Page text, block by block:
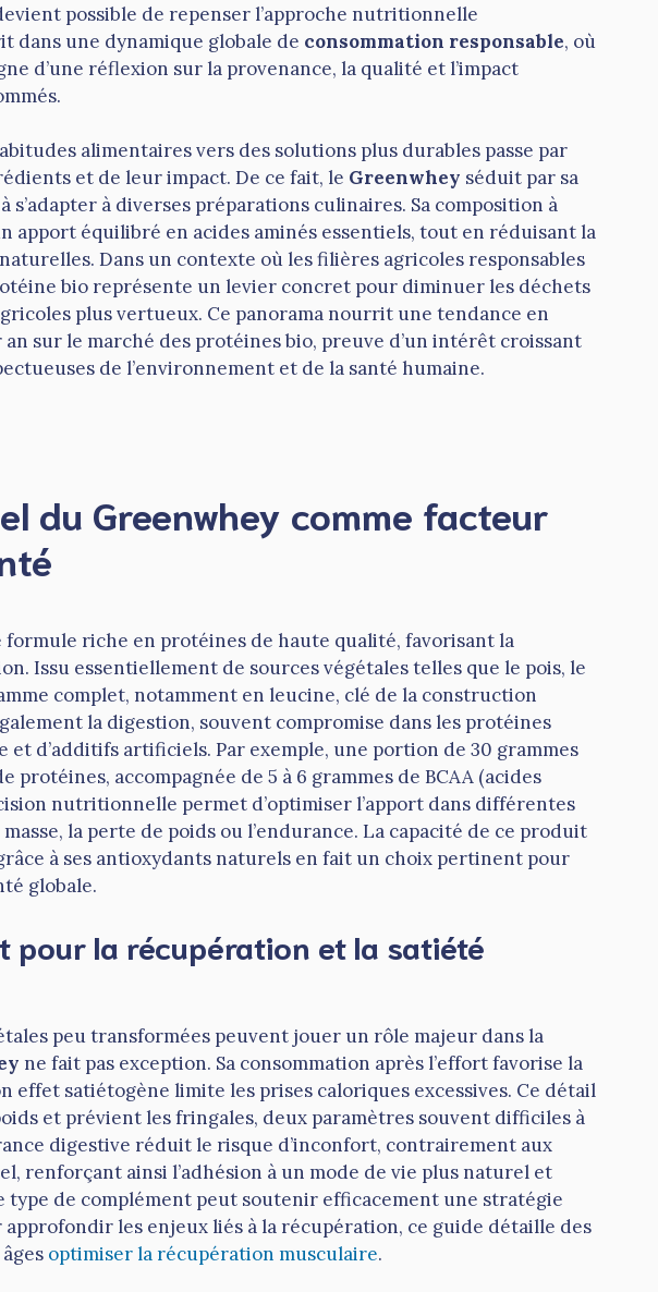
possible de repenser l’approche nutritionnelle
dans une dynamique globale de consommation responsable, où
d’une réflexion sur la provenance, la qualité et l’impact
alimentaires vers des solutions plus durables passe par
et de leur impact. De ce fait, le Greenwhey séduit par sa
s’adapter à diverses préparations culinaires. Sa composition à
apport équilibré en acides aminés essentiels, tout en réduisant la
Dans un contexte où les filières agricoles responsables
bio représente un levier concret pour diminuer les déchets
plus vertueux. Ce panorama nourrit une tendance en
sur le marché des protéines bio, preuve d’un intérêt croissant
de l’environnement et de la santé humaine.
du Greenwhey comme facteur
formule riche en protéines de haute qualité, favorisant la
Issu essentiellement de sources végétales telles que le pois, le
complet, notamment en leucine, clé de la construction
la digestion, souvent compromise dans les protéines
et d’additifs artificiels. Par exemple, une portion de 30 grammes
protéines, accompagnée de 5 à 6 grammes de BCAA (acides
nutritionnelle permet d’optimiser l’apport dans différentes
la perte de poids ou l’endurance. La capacité de ce produit
à ses antioxydants naturels en fait un choix pertinent pour
globale.
pour la récupération et la satiété
peu transformées peuvent jouer un rôle majeur dans la
ne fait pas exception. Sa consommation après l’effort favorise la
effet satiétogène limite les prises caloriques excessives. Ce détail
et prévient les fringales, deux paramètres souvent difficiles à
digestive réduit le risque d’inconfort, contrairement aux
renforçant ainsi l’adhésion à un mode de vie plus naturel et
type de complément peut soutenir efficacement une stratégie
les enjeux liés à la récupération, ce guide détaille des
optimiser la récupération musculaire.